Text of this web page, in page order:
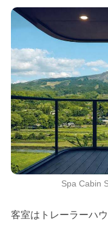
Spa Cabin
客室はトレーラーハ